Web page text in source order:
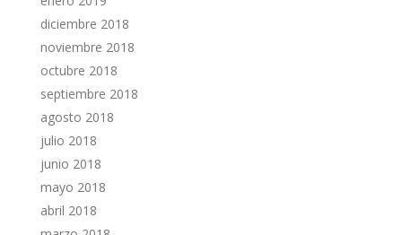
diciembre 2018
noviembre 2018
octubre 2018
septiembre 2018
agosto 2018
julio 2018
junio 2018
mayo 2018
abril 2018